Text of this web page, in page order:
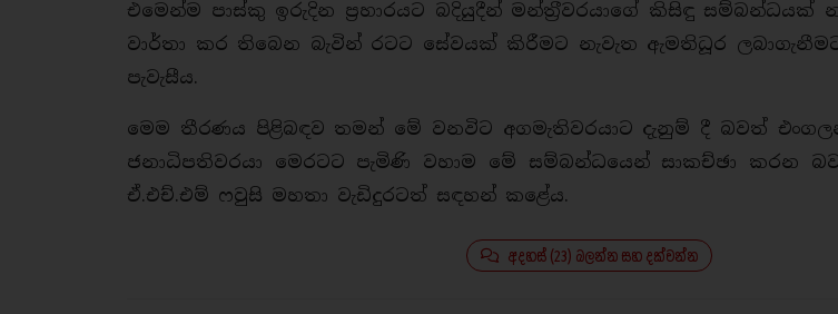
එමෙන්ම පාස්කු ඉරුදින ප‍්‍රහාරයට බදියුදීන් මන්ත‍්‍රීවරයාගේ කිසිඳු සම්බන්ධයක්
වාර්තා කර තිබෙන බැවින් රටට සේවයක් කිරීමට නැවැත ඇමතිධූර
පැවැසීය.
මෙම තීරණය පිළිබඳව තමන් මේ වනවිට අගමැතිවරයාට දැනුම් දී බවත්
ජනාධිපතිවරයා මෙරටට පැමිණි වහාම මේ සම්බන්ධයෙන් සාකච්ඡා කරන
ඒ.එච්.එම් ෆවුසි මහතා වැඩිදුරටත් සඳහන් කළේය.
අදහස් (23) බලන්න සහ දක්වන්න